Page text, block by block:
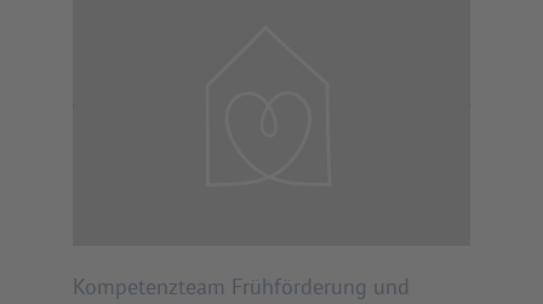
Kompetenzteam Frühförderung und